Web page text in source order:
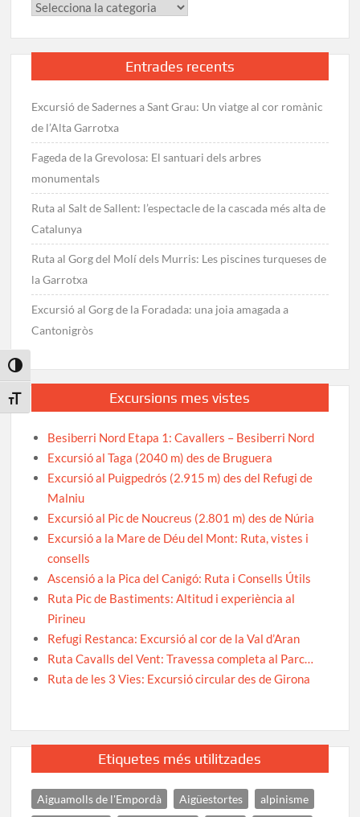
Toggle High Contrast
Toggle Font size
Categories
Entrades recents
Excursió de Sadernes a Sant Grau: Un viatge al cor romànic
de l’Alta Garrotxa
Fageda de la Grevolosa: El santuari dels arbres
monumentals
Ruta al Salt de Sallent: l’espectacle de la cascada més alta de
Catalunya
Ruta al Gorg del Molí dels Murris: Les piscines turqueses de
la Garrotxa
Excursió al Gorg de la Foradada: una joia amagada a
Cantonigròs
Excursions mes vistes
Besiberri Nord Etapa 1: Cavallers – Besiberri Nord
Excursió al Taga (2040 m) des de Bruguera
Excursió al Puigpedrós (2.915 m) des del Refugi de
Malniu
Excursió al Pic de Noucreus (2.801 m) des de Núria
Excursió a la Mare de Déu del Mont: Ruta, vistes i
consells
Ascensió a la Pica del Canigó: Ruta i Consells Útils
Ruta Pic de Bastiments: Altitud i experiència al
Pirineu
Refugi Restanca: Excursió al cor de la Val d’Aran
Ruta Cavalls del Vent: Travessa completa al Parc…
Ruta de les 3 Vies: Excursió circular des de Girona
Etiquetes més utilitzades
Aiguamolls de l'Empordà Aigüestortes
alpinisme